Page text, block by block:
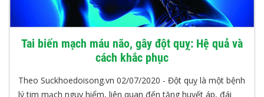
Tai biến mạch máu não, gây đột quỵ: Hệ quả và
cách khắc phục
Theo Suckhoedoisong.vn 02/07/2020 - Đột quỵ là một bệnh
lý tim mạch nguy hiểm, liên quan đến tăng huyết áp, đái